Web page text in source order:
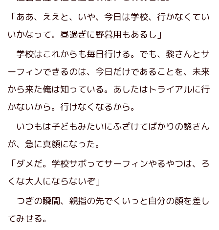
「ああ、ええと、いや、今日は学校、行かなくてい
いかなって。昼過ぎに野暮用もあるし」
学校はこれからも毎日行ける。でも、黎さんとサ
ーフィンできるのは、今日だけであることを、未来
から来た俺は知っている。あしたはトライアルに行
かないから。行けなくなるから。
いつもは子どもみたいにふざけてばかりの黎さん
が、急に真顔になった。
「ダメだ。学校サボってサーフィンやるやつは、ろ
くな大人にならないぞ」
つぎの瞬間、親指の先でくいっと自分の顔を差し
てみせる。